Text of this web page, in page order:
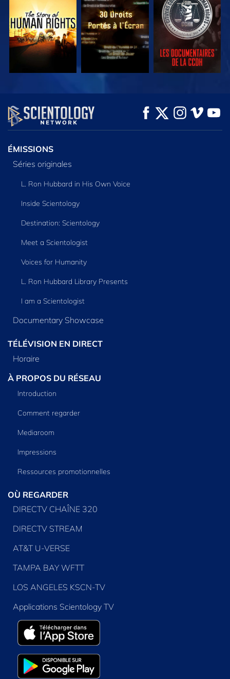
REGARDER REGARDER REGARDER
REGARDER REGARDER
DÉCOUVRIR LES
SÉRIES
ÉMISSIONS
Séries originales
L. Ron Hubbard in His Own Voice
Inside Scientology
Destination: Scientology
Meet a Scientologist
Voices for Humanity
L. Ron Hubbard Library Presents
I am a Scientologist
Documentary Showcase
TÉLÉVISION EN DIRECT
Horaire
À PROPOS DU RÉSEAU
Introduction
Comment regarder
Mediaroom
Impressions
Ressources promotionnelles
OÙ REGARDER
DIRECTV CHAÎNE 320
DIRECTV STREAM
AT&T U-VERSE
TAMPA BAY WFTT
LOS ANGELES KSCN-TV
Applications Scientology TV